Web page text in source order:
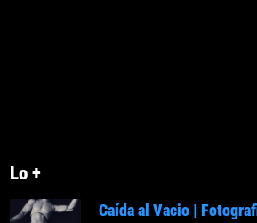
Lo +
Caída al Vacio |